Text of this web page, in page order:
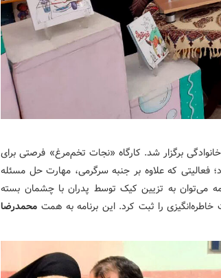
برگزار شد. کارگاه «نجات تخم‌مرغ» فرصتی برای
فعالیتی که علاوه بر جنبه سرگرمی، مهارت حل مسئله
می‌توان به تزیین کیک توسط پدران با چشمان بسته
را ثبت کرد. این برنامه به همت محمدرضا